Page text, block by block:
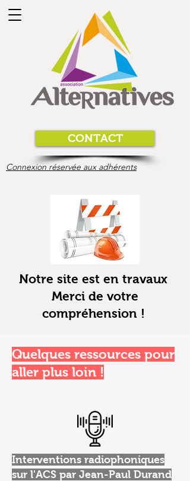
CONTACT
Connexion réservée aux adhérents
Notre site est en travaux
Merci de votre
compréhension !
Quelques ressources pour
aller plus loin !
Interventions radiophoniques
sur l'ACS par Jean-Paul Durand